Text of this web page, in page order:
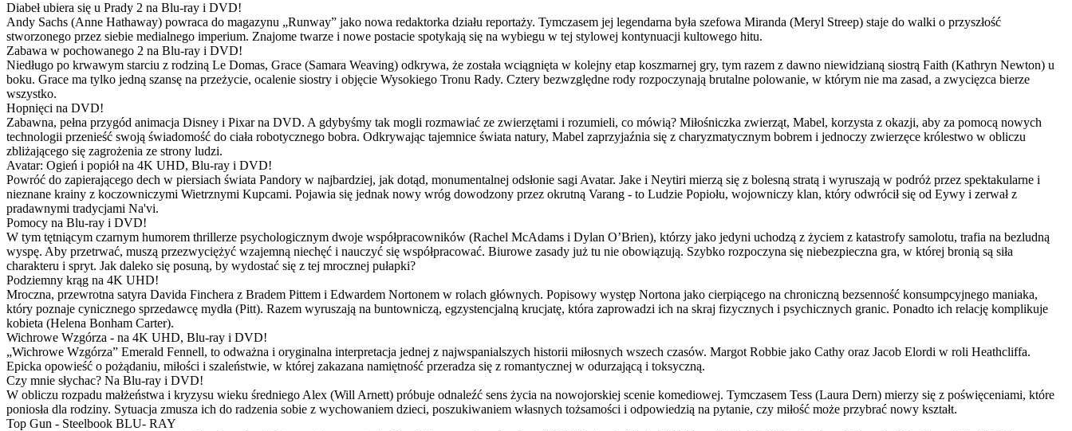
Diabeł ubiera się u Prady 2 na Blu-ray i DVD!
Andy Sachs (Anne Hathaway) powraca do magazynu „Runway” jako nowa redaktorka działu reportaży. Tymczasem jej legendarna była szefowa Miranda (Meryl Streep) staje do walki o przyszłość
stworzonego przez siebie medialnego imperium. Znajome twarze i nowe postacie spotykają się na wybiegu w tej stylowej kontynuacji kultowego hitu.
Zabawa w pochowanego 2 na Blu-ray i DVD!
Niedługo po krwawym starciu z rodziną Le Domas, Grace (Samara Weaving) odkrywa, że została wciągnięta w kolejny etap koszmarnej gry, tym razem z dawno niewidzianą siostrą Faith (Kathryn Newton) u
boku. Grace ma tylko jedną szansę na przeżycie, ocalenie siostry i objęcie Wysokiego Tronu Rady. Cztery bezwzględne rody rozpoczynają brutalne polowanie, w którym nie ma zasad, a zwycięzca bierze
wszystko.
Hopnięci na DVD!
Zabawna, pełna przygód animacja Disney i Pixar na DVD. A gdybyśmy tak mogli rozmawiać ze zwierzętami i rozumieli, co mówią? Miłośniczka zwierząt, Mabel, korzysta z okazji, aby za pomocą nowych
technologii przenieść swoją świadomość do ciała robotycznego bobra. Odkrywając tajemnice świata natury, Mabel zaprzyjaźnia się z charyzmatycznym bobrem i jednoczy zwierzęce królestwo w obliczu
zbliżającego się zagrożenia ze strony ludzi.
Avatar: Ogień i popiół na 4K UHD, Blu-ray i DVD!
Powróć do zapierającego dech w piersiach świata Pandory w najbardziej, jak dotąd, monumentalnej odsłonie sagi Avatar. Jake i Neytiri mierzą się z bolesną stratą i wyruszają w podróż przez spektakularne i
nieznane krainy z koczowniczymi Wietrznymi Kupcami. Pojawia się jednak nowy wróg dowodzony przez okrutną Varang - to Ludzie Popiołu, wojowniczy klan, który odwrócił się od Eywy i zerwał z
pradawnymi tradycjami Na'vi.
Pomocy na Blu-ray i DVD!
W tym tętniącym czarnym humorem thrillerze psychologicznym dwoje współpracowników (Rachel McAdams i Dylan O’Brien), którzy jako jedyni uchodzą z życiem z katastrofy samolotu, trafia na bezludną
wyspę. Aby przetrwać, muszą przezwyciężyć wzajemną niechęć i nauczyć się współpracować. Biurowe zasady już tu nie obowiązują. Szybko rozpoczyna się niebezpieczna gra, w której bronią są siła
charakteru i spryt. Jak daleko się posuną, by wydostać się z tej mrocznej pułapki?
Podziemny krąg na 4K UHD!
Mroczna, przewrotna satyra Davida Finchera z Bradem Pittem i Edwardem Nortonem w rolach głównych. Popisowy występ Nortona jako cierpiącego na chroniczną bezsenność konsumpcyjnego maniaka,
który poznaje cynicznego sprzedawcę mydła (Pitt). Razem wyruszają na buntowniczą, egzystencjalną krucjatę, która zaprowadzi ich na skraj fizycznych i psychicznych granic. Ponadto ich relację komplikuje
kobieta (Helena Bonham Carter).
Wichrowe Wzgórza - na 4K UHD, Blu-ray i DVD!
„Wichrowe Wzgórza” Emerald Fennell, to odważna i oryginalna interpretacja jednej z najwspanialszych historii miłosnych wszech czasów. Margot Robbie jako Cathy oraz Jacob Elordi w roli Heathcliffa.
Epicka opowieść o pożądaniu, miłości i szaleństwie, w której zakazana namiętność przeradza się z romantycznej w odurzającą i toksyczną.
Czy mnie słychac? Na Blu-ray i DVD!
W obliczu rozpadu małżeństwa i kryzysu wieku średniego Alex (Will Arnett) próbuje odnaleźć sens życia na nowojorskiej scenie komediowej. Tymczasem Tess (Laura Dern) mierzy się z poświęceniami, które
poniosła dla rodziny. Sytuacja zmusza ich do radzenia sobie z wychowaniem dzieci, poszukiwaniem własnych tożsamości i odpowiedzią na pytanie, czy miłość może przybrać nowy kształt.
Top Gun - Steelbook BLU- RAY